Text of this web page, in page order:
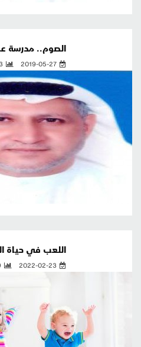
الصوم.. مدرسة
2019-05-27
اللعب في حياة
2022-02-23